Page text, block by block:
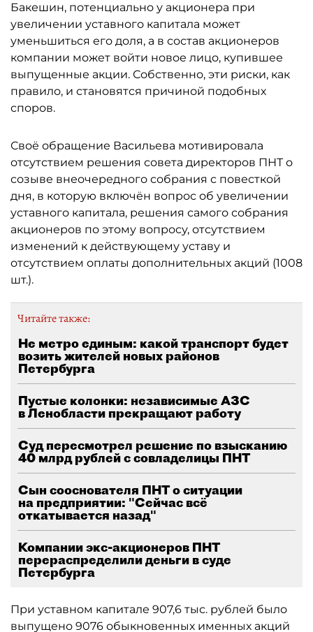
Бакешин, потенциально у акционера при
увеличении уставного капитала может
уменьшиться его доля, а в состав акционеров
компании может войти новое лицо, купившее
выпущенные акции. Собственно, эти риски, как
правило, и становятся причиной подобных
споров.
Своё обращение Васильева мотивировала
отсутствием решения совета директоров ПНТ о
созыве внеочередного собрания с повесткой
дня, в которую включён вопрос об увеличении
уставного капитала, решения самого собрания
акционеров по этому вопросу, отсутствием
изменений к действующему уставу и
отсутствием оплаты дополнительных акций (1008
шт.).
Читайте также:
Не метро единым: какой транспорт будет
возить жителей новых районов
Петербурга
Пустые колонки: независимые АЗС
в Ленобласти прекращают работу
Суд пересмотрел решение по взысканию
40 млрд рублей с совладелицы ПНТ
Сын сооснователя ПНТ о ситуации
на предприятии: "Сейчас всё
откатывается назад"
Компании экс-акционеров ПНТ
перераспределили деньги в суде
Петербурга
При уставном капитале 907,6 тыс. рублей было
выпущено 9076 обыкновенных именных акций